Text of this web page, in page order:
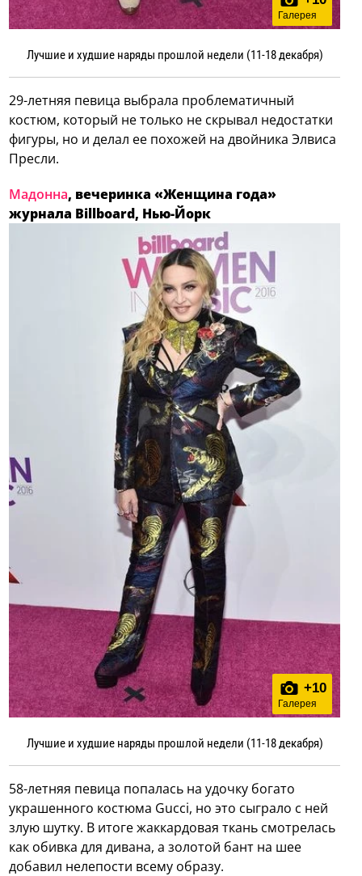
Галерея
Лучшие и худшие наряды прошлой недели (11-18 декабря)
29-летняя певица выбрала проблематичный
костюм, который не только не скрывал недостатки
фигуры, но и делал ее похожей на двойника Элвиса
Пресли.
Мадонна, вечеринка «Женщина года»
журнала Billboard, Нью-Йорк
+10
Галерея
Лучшие и худшие наряды прошлой недели (11-18 декабря)
58-летняя певица попалась на удочку богато
украшенного костюма Gucci, но это сыграло с ней
злую шутку. В итоге жаккардовая ткань смотрелась
как обивка для дивана, а золотой бант на шее
добавил нелепости всему образу.